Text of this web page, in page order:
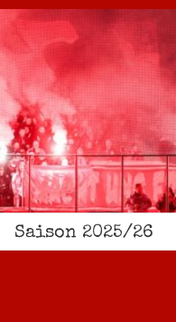
Saison 2025/26